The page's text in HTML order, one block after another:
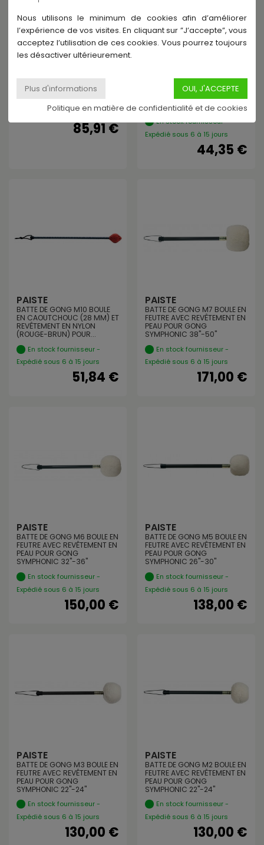
MAILLOCHES POUR GONG
SÉRIE RESONANT
En stock
85,91 €
CAOUTCHOUC (25 MM) ET
REVÊTEMENT EN NYLON
(GRIS) POUR ACCENT...
En stock fournisseur -
Expédié sous 6 à 15 jours
44,35 €
PAISTE
BATTE DE GONG M10 BOULE
EN CAOUTCHOUC (28 MM) ET
REVÊTEMENT EN NYLON
(ROUGE-BRUN) POUR...
En stock fournisseur -
Expédié sous 6 à 15 jours
51,84 €
PAISTE
BATTE DE GONG M7 BOULE EN
FEUTRE AVEC REVÊTEMENT EN
PEAU POUR GONG
SYMPHONIC 38"-50"
En stock fournisseur -
Expédié sous 6 à 15 jours
171,00 €
PAISTE
BATTE DE GONG M6 BOULE EN
FEUTRE AVEC REVÊTEMENT EN
PEAU POUR GONG
SYMPHONIC 32"-36"
En stock fournisseur -
Expédié sous 6 à 15 jours
150,00 €
PAISTE
BATTE DE GONG M5 BOULE EN
FEUTRE AVEC REVÊTEMENT EN
PEAU POUR GONG
SYMPHONIC 26"-30"
En stock fournisseur -
Expédié sous 6 à 15 jours
138,00 €
PAISTE
BATTE DE GONG M3 BOULE EN
FEUTRE AVEC REVÊTEMENT EN
PEAU POUR GONG
SYMPHONIC 22"-24"
En stock fournisseur -
Expédié sous 6 à 15 jours
130,00 €
PAISTE
BATTE DE GONG M2 BOULE EN
FEUTRE AVEC REVÊTEMENT EN
PEAU POUR GONG
SYMPHONIC 22"-24"
En stock fournisseur -
Expédié sous 6 à 15 jours
130,00 €
Nous utilisons le minimum de cookies afin d’améliorer
l’expérience de vos visites. En cliquant sur ”J’accepte”, vous
acceptez l’utilisation de ces cookies. Vous pourrez toujours
les désactiver ultérieurement.
Politique en matière de confidentialité et de cookies